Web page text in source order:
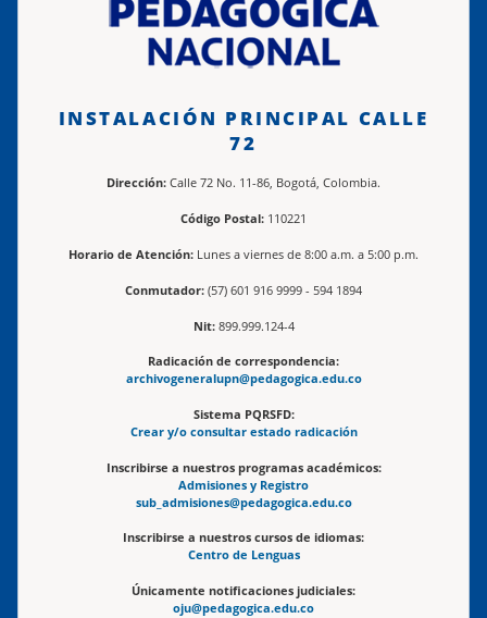
INSTALACIÓN PRINCIPAL CALLE
72
Dirección: Calle 72 No. 11-86, Bogotá, Colombia.
Código Postal: 110221
Horario de Atención: Lunes a viernes de 8:00 a.m. a 5:00 p.m.
Conmutador: (57) 601 916 9999 - 594 1894
Nit:899.999.124-4
Radicación de correspondencia:
archivogeneralupn@pedagogica.edu.co
Sistema PQRSFD:
Crear y/o consultar estado radicación
Inscribirse a nuestros programas académicos:
Admisiones y Registro
sub_admisiones@pedagogica.edu.co
Inscribirse a nuestros cursos de idiomas:
Centro de Lenguas
Únicamente notificaciones judiciales:
oju@pedagogica.edu.co